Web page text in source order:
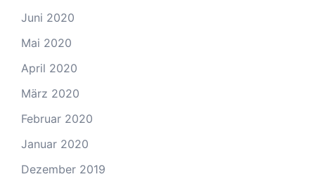
Juni 2020
Mai 2020
April 2020
März 2020
Februar 2020
Januar 2020
Dezember 2019